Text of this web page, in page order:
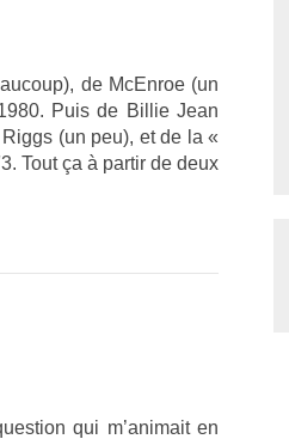
de McEn­roe (un
Puis de Bi­llie Jean
(un peu), et de la «
Tout ça à par­tir de deux
qui m’animait en